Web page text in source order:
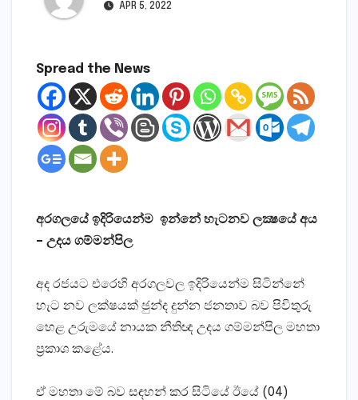
APR 5, 2022
Spread the News
අරගලයේ ඉදිරියෙන්ම ඉන්නේ හැටනව ලක්‍ෂයේ අය
– උදය ගම්මන්පිල
අද රජයට එරෙහි අරගලවල ඉදිරියෙන්ම සිටින්නේ
හැට නව ලක්ෂයක් ඡුන්ද දුන්න ජනතාව බව පිවිතුරු
හෙළ උරුමයේ නායක නීතිඥ උදය ගම්මන්පිල මහතා
ප‍්‍රකාශ කළේය.
ඒ මහතා මේ බව සඳහන් කර සිටියේ ඊයේ (04)